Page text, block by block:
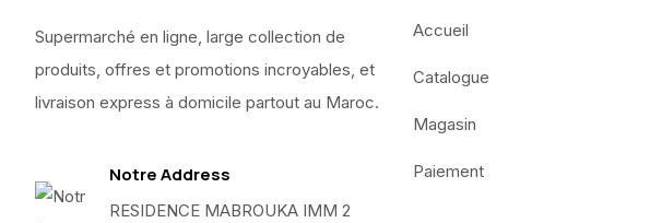
Supermarché en ligne, large collection de
produits, offres et promotions incroyables, et
livraison express à domicile partout au Maroc.
Notre Address
RESIDENCE MABROUKA IMM 2
Accueil
Catalogue
Magasin
Paiement